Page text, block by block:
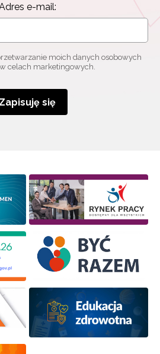
e-mail:
moich danych osobowych
celach marketingowych.
Zapisuję się